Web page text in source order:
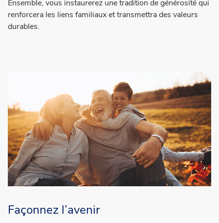
Ensemble, vous instaurerez une tradition de générosité qui
renforcera les liens familiaux et transmettra des valeurs
durables.
Façonnez l’avenir